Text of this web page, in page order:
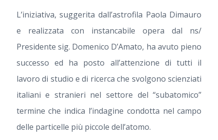
L’iniziativa, suggerita dall’astrofila Paola Dimauro
e realizzata con instancabile opera dal ns/
Presidente sig. Domenico D’Amato, ha avuto pieno
successo ed ha posto all’attenzione di tutti il
lavoro di studio e di ricerca che svolgono scienziati
italiani e stranieri nel settore del “subatomico”
termine che indica l’indagine condotta nel campo
delle particelle più piccole dell’atomo.